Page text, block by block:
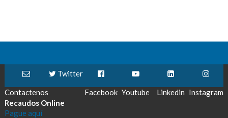
Contactenos
Twitter
Facebook Youtube Linkedin Instagram
Recaudos Online
Pague aquí